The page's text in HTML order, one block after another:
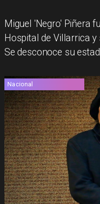
Miguel 'Negro' Piñera
Hospital de Villarrica
Se desconoce su
Nacional